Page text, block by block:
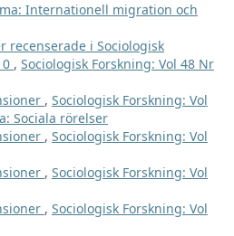
Internationell migration och
recenserade i Sociologisk
, Sociologisk Forskning: Vol 48 Nr
, Sociologisk Forskning: Vol
Sociala rörelser
, Sociologisk Forskning: Vol
, Sociologisk Forskning: Vol
, Sociologisk Forskning: Vol